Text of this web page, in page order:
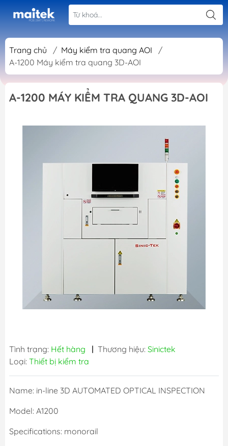
Trang chủ / Máy kiểm tra quang AOI
/
A-1200 Máy kiểm tra quang 3D-AOI
A-1200 MÁY KIỂM TRA QUANG 3D-AOI
Tình trạng: Hết hàng | Thương hiệu: Sinictek
Loại: Thiết bị kiểm tra
Name: in-line 3D AUTOMATED OPTICAL INSPECTION
Model: A1200
Specifications: monorail